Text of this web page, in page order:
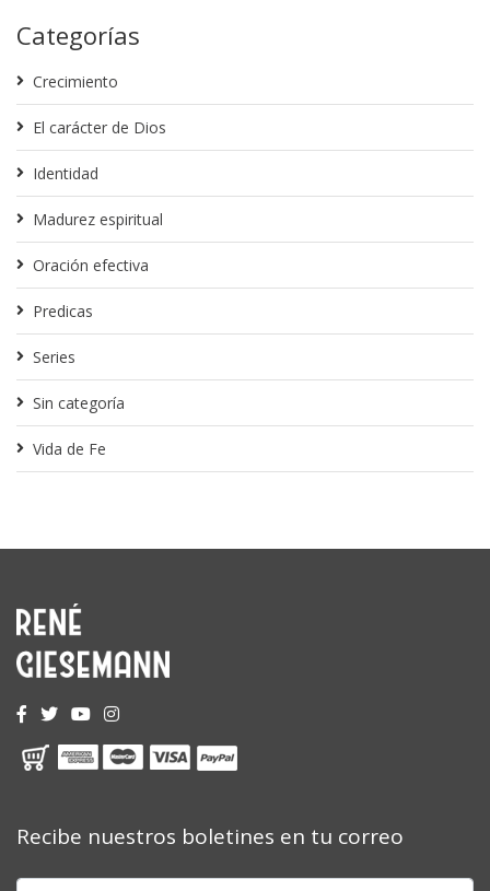
Categorías
Crecimiento
El carácter de Dios
Identidad
Madurez espiritual
Oración efectiva
Predicas
Series
Sin categoría
Vida de Fe
Recibe nuestros boletines en tu correo